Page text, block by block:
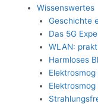
Wissenswertes
Geschichte
Das 5G
WLAN:
Harmloses